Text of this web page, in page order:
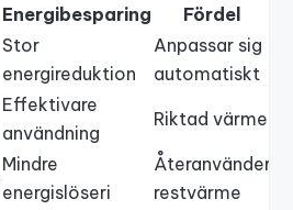
Energibesparing Fördel
Stor
energireduktion
Anpassar sig
automatiskt
Effektivare
användning
Riktad värme
Mindre
energislöseri
Återanvänder
restvärme